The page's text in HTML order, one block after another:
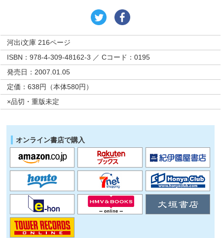
河出i文庫 216ページ
ISBN：978-4-309-48162-3 ／ Cコード：0195
発売日：2007.01.05
定価：638円（本体580円）
×品切・重版未定
オンライン書店で購入